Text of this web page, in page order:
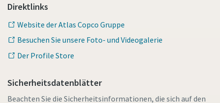
Direktlinks
Website der Atlas Copco Gruppe
Besuchen Sie unsere Foto- und Videogalerie
Der Profile Store
Sicherheitsdatenblätter
Beachten Sie die Sicherheitsinformationen, die sich auf den